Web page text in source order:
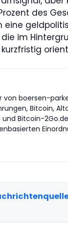
des
im
von boersen-
Bitcoin,
Bitcoin-